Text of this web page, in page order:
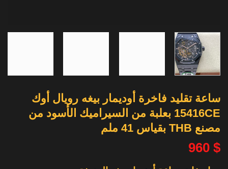
ساعة تقليد فاخرة أوديمار بيغه رويال أوك
15416CE بعلبة من السيراميك الأسود من
مصنع THB بقياس 41 ملم
960 $